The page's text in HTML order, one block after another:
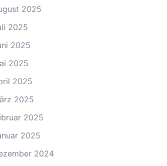
2025
2025
2025
2025
2025
2025
2025
2025
2024